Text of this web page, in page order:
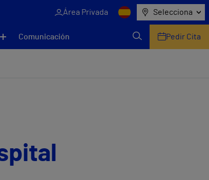
Área Privada Selecciona
Comunicación Pedir Cita